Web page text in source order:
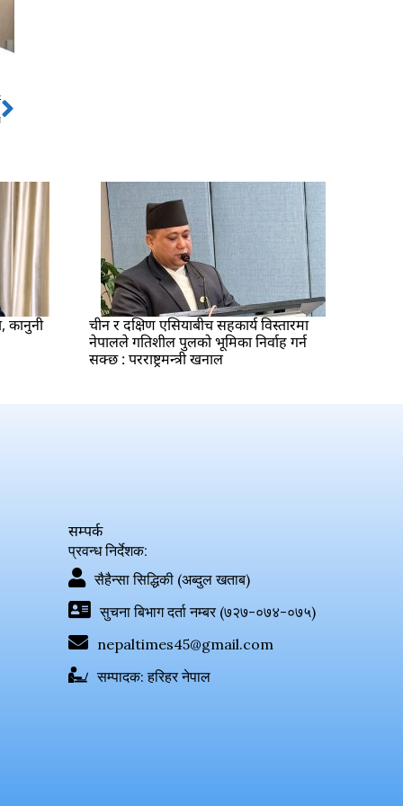
Next
कानुनी
चीन र दक्षिण एसियाबीच सहकार्य विस्तारमा
नेपालले गतिशील पुलको भूमिका निर्वाह गर्न
सक्छ : परराष्ट्रमन्त्री खनाल
सम्पर्क
प्रवन्ध निर्देशक:
सैहैन्सा सिद्धिकी (अब्दुल खताब)
सुचना बिभाग दर्ता नम्बर (७२७-०७४-०७५)
nepaltimes45@gmail.com
सम्पादक: हरिहर नेपाल